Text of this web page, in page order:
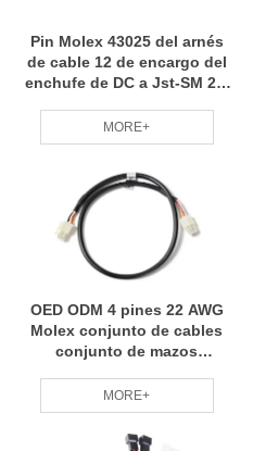
Pin Molex 43025 del arnés
de cable 12 de encargo del
enchufe de DC a Jst-SM 2,5
pines
MORE+
OED ODM 4 pines 22 AWG
Molex conjunto de cables
conjunto de mazos
MORE+